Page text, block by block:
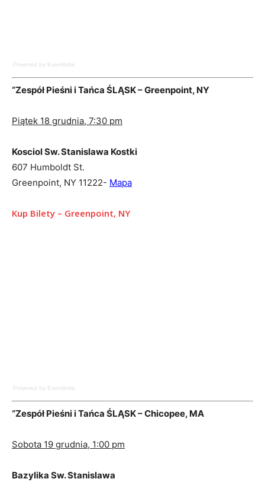
Powered by Eventbrite
“Zespół Pieśni i Tańca ŚLĄSK – Greenpoint, NY
Piątek 18 grudnia, 7:30 pm
Kosciol Sw. Stanislawa Kostki
607 Humboldt St.
Greenpoint, NY 11222- Mapa
Kup Bilety – Greenpoint, NY
Powered by Eventbrite
“Zespół Pieśni i Tańca ŚLĄSK – Chicopee, MA
Sobota 19 grudnia, 1:00 pm
Bazylika Sw. Stanislawa